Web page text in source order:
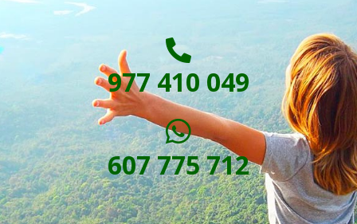
977 410 049
607 775 712